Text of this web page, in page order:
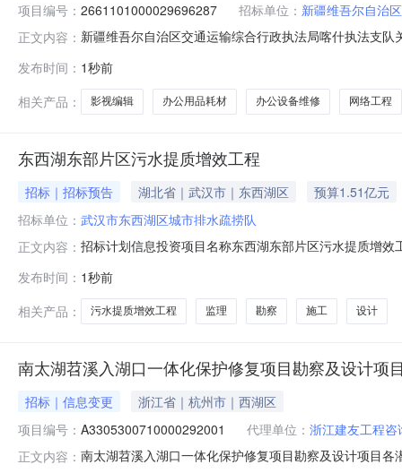
项目编号： 2661101000029696287 招标单位： 新疆维吾尔自治
正文内容： 新疆维吾尔自治区交通运输综合行政执法局喀什执法支
目联系电话:0998-2964548采购计划文号:采购计划金额
发布时间： 1秒前
相关产品：
影视编辑 办公用品耗材 办公设备维修 网络工程
东西湖东部片区污水提质增效工程
招标｜招标预告 湖北省｜武汉市｜东西湖区
预算1.51亿元
招标单位： 武汉市东西湖区城市排水疏捞队
正文内容： 招标计划信息投资项目名称东西湖东部片区污水提质增
部门武汉市东西湖区水务和湖泊局项目概况建设内容主
东部片区污水
发布时间： 1秒前
相关产品：
污水提质增效工程 监理 勘察 施工 设计
南太湖苕溪入湖口一体化保护修复项目勘察及设计项
招标｜信息变更
浙江省｜杭州市｜西湖区
项目编号： A3305300710000292001 代理单位： 浙江建友工程咨
正文内容： 南太湖苕溪入湖口一体化保护修复项目勘察及设计项目